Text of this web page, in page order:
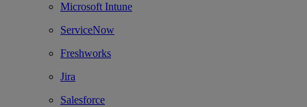
Microsoft Intune
ServiceNow
Freshworks
Jira
Salesforce